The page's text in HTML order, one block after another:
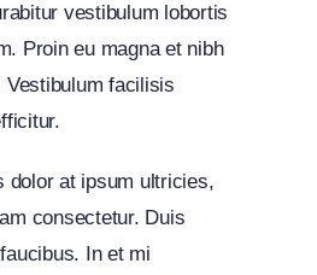
vestibulum lobortis
Proin eu magna et nibh
Vestibulum facilisis
dolor at ipsum ultricies,
consectetur. Duis
In et mi